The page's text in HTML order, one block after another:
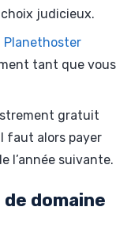
judicieux.
Planethoster
tant que vous
gratuit
faut alors payer
l’année suivante.
domaine